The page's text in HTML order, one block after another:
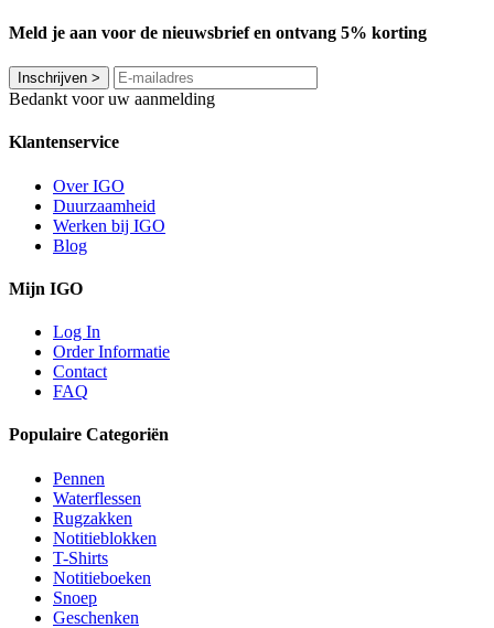
Meld je aan voor de nieuwsbrief en ontvang 5% korting
Inschrijven >
Bedankt voor uw aanmelding
Klantenservice
Over IGO
Duurzaamheid
Werken bij IGO
Blog
Mijn IGO
Log In
Order Informatie
Contact
FAQ
Populaire Categoriën
Pennen
Waterflessen
Rugzakken
Notitieblokken
T-Shirts
Notitieboeken
Snoep
Geschenken